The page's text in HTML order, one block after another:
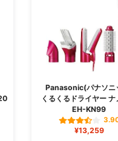
Panasonic(パナソニ
くるくるドライヤー ナ
EH-KN99
¥13,259